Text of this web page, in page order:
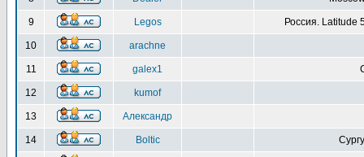
9 Legos Россия. Latitude
10 arachne
11 galex1
12 kumof
13 Александр
14 Boltic